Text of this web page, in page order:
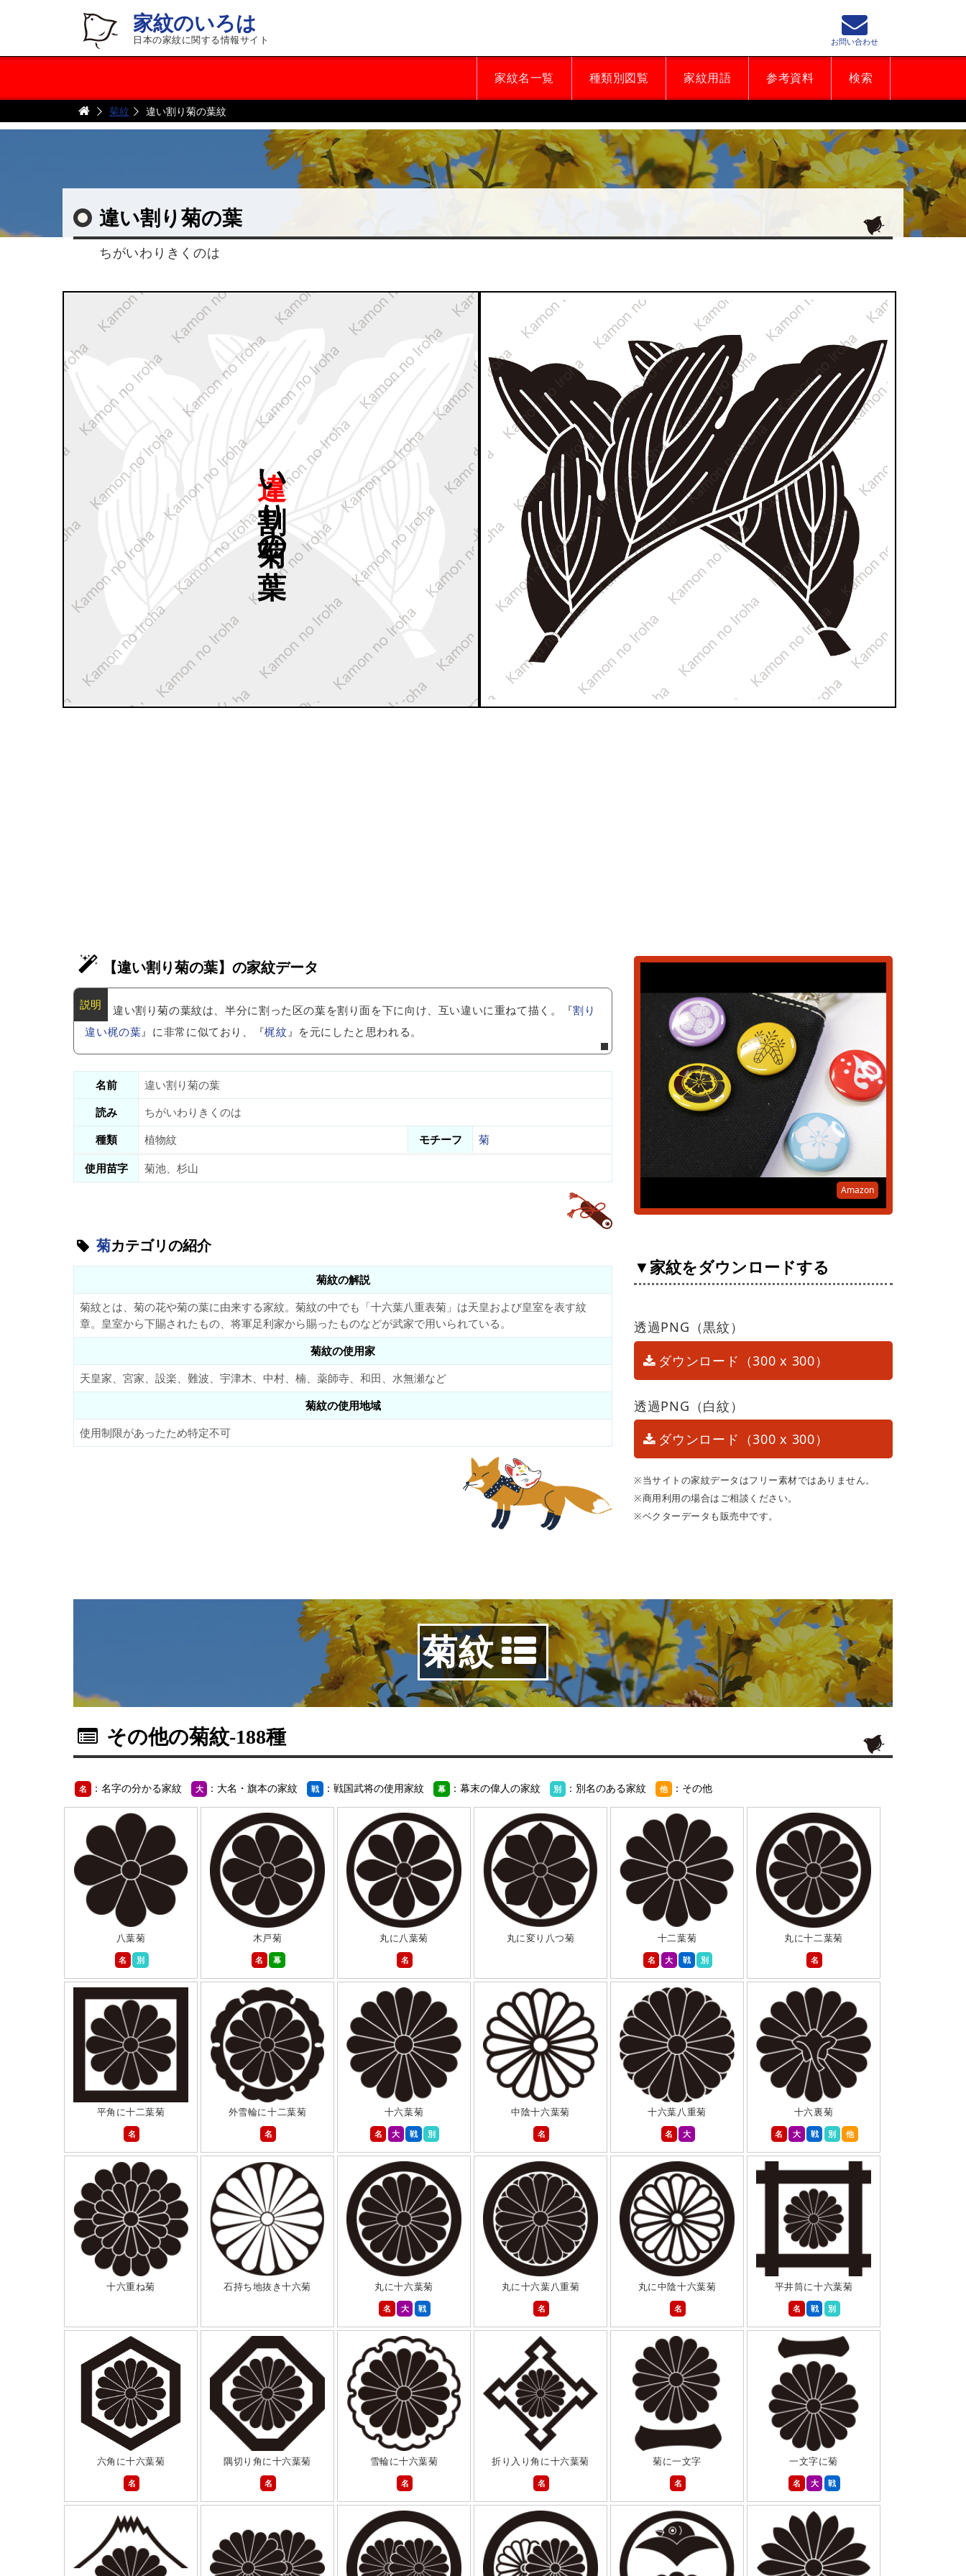
家紋のいろは
日本の家紋に関する情報サイト
家紋名一覧 種類別図覧 家紋用語 参考資料 検索
お問い合わせ
菊紋 違い割り菊の葉紋
違い割り菊の葉
ちがいわりきくのは
葉
【違い割り菊の葉】の家紋データ
違い割り菊の葉紋は、半分に割った区の葉を割り面を下に向け、互い違いに重ねて描く。『割り
違い梶の葉』に非常に似ており、『梶紋』を元にしたと思われる。
名前
違い割り菊の葉
読み
ちがいわりきくのは
種類
植物紋 モチーフ
菊
使用苗字
菊池、杉山
菊カテゴリの紹介
菊紋の解説
菊紋とは、菊の花や菊の葉に由来する家紋。菊紋の中でも「十六葉八重表菊」は天皇および皇室を表す紋
章。皇室から下賜されたもの、将軍足利家から賜ったものなどが武家で用いられている。
菊紋の使用家
天皇家、宮家、設楽、難波、宇津木、中村、楠、薬師寺、和田、水無瀬など
菊紋の使用地域
使用制限があったため特定不可
Amazon
▼家紋をダウンロードする
透過PNG（黒紋）
ダウンロード（300 x 300）
透過PNG（白紋）
ダウンロード（300 x 300）
※当サイトの家紋データはフリー素材ではありません。
※商用利用の場合はご相談ください。
※ベクターデータも販売中です。
菊紋
その他の菊紋-188種
名 ：名字の分かる家紋 大 ：大名・旗本の家紋 戦 ：戦国武将の使用家紋 幕 ：幕末の偉人の家紋 別 ：別名のある家紋 他 ：その他
八葉菊
名
別
木戸菊
名
幕
丸に八葉菊
名
丸に変り八つ菊
十二葉菊
名
大 戦 別
丸に十二葉菊
名
平角に十二葉菊
名
外雪輪に十二葉菊
名
十六葉菊
名
大 戦 別
中陰十六葉菊
名
十六葉八重菊
名
大
十六裏菊
名
大 戦 別 他
十六重ね菊 石持ち地抜き十六菊
丸に十六葉菊
名
大 戦
丸に十六葉八重菊
名
丸に中陰十六葉菊
名
平井筒に十六葉菊
名
戦 別
六角に十六葉菊
名
隅切り角に十六葉菊
名
雪輪に十六葉菊
名
折り入り角に十六葉菊
名
菊に一文字
名
一文字に菊
名
大 戦